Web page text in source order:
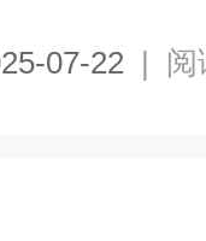
07-22 | 阅